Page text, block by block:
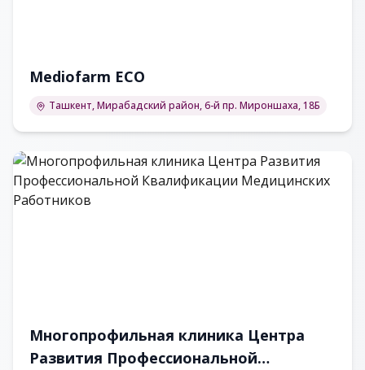
Mediofarm ECO
Ташкент, Мирабадский район, 6-й пр. Мироншаха, 18Б
Многопрофильная клиника Центра
Развития Профессиональной